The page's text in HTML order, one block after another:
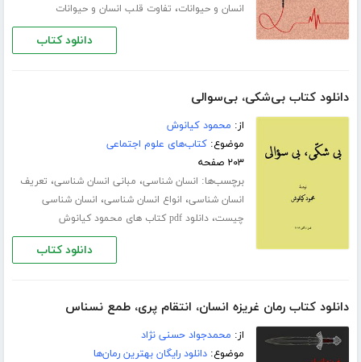
انسان و حیوانات، تفاوت قلب انسان و حیوانات
دانلود کتاب
دانلود کتاب بی‌شکی، بی‌سوالی
از: محمود کیانوش
موضوع:کتاب‌های علوم اجتماعی
۲۰۳ صفحه
برچسب‌ها: انسان شناسی، مبانی انسان شناسی، تعریف
انسان شناسی، انواع انسان شناسی، انسان شناسی
چیست،دانلود pdf کتاب های محمود کیانوش
دانلود کتاب
دانلود کتاب رمان غریزه انسان، انتقام پری، طمع نسناس
از: محمدجواد حسنی نژاد
موضوع:دانلود رایگان بهترین رمان‌ها